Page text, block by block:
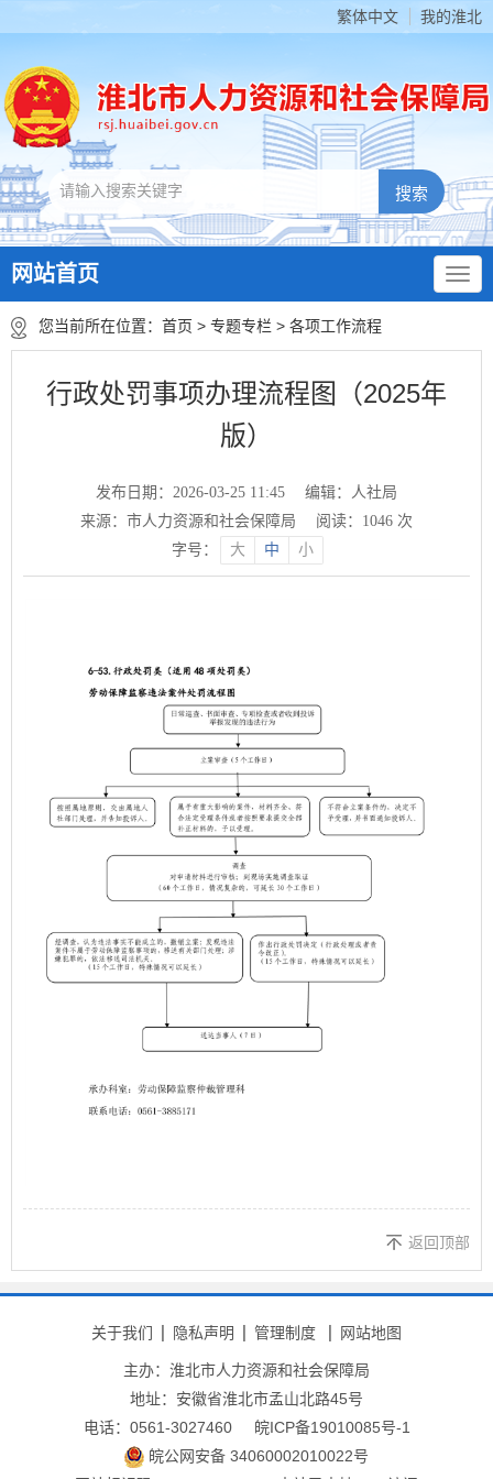
繁体中文 我的淮北
网站首页
您当前所在位置： 首页 > 专题专栏 > 各项工作流程
行政处罚事项办理流程图（2025年
版）
发布日期：2026-03-25 11:45
编辑：人社局
来源：市人力资源和社会保障局
阅读： 1046 次
字号：
大 中 小
返回顶部
关于我们 隐私声明 管理制度 网站地图
主办：淮北市人力资源和社会保障局
地址：安徽省淮北市孟山北路45号
电话：0561-3027460
皖ICP备19010085号-1
皖公网安备 34060002010022号